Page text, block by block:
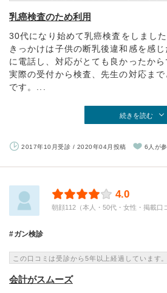
乳癌検査のため利用
30代になり始めて乳癌検査をしました
きっかけは子供の断乳後違和感を感
に電話し、対応がとても良かったから
実際の受付から検査、先生の対応ま
です。...
続きを読む
2017年10月受診 / 2020年04月投稿 6人が
4.0
朝顔112（本人・50代・女性・掲載口
ガン検診
この口コミは受診から5年以上経過しています。
会計がスムーズ